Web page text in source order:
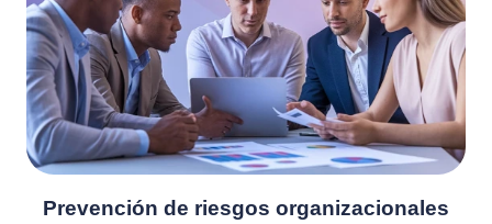
Prevención de riesgos organizacionales